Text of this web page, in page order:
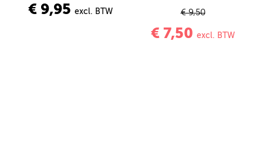
€ 9,95 excl. BTW € 9,50
€ 7,50 excl. BTW